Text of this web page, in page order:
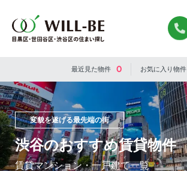
最近見た物件 0 お気に入り物件
変貌を遂げる最先端の街
渋谷のおすすめ賃貸物件
賃貸マンション・一戸建て一覧